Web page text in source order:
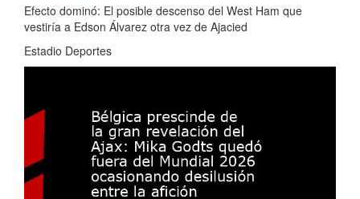
Efecto dominó: El posible descenso del West Ham que
vestiría a Edson Álvarez otra vez de Ajacied
Estadio Deportes